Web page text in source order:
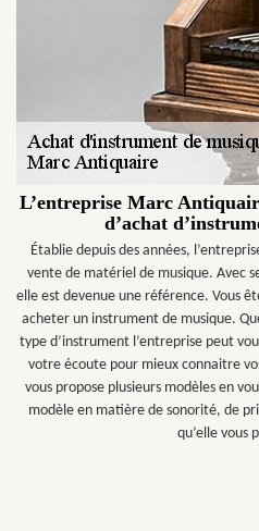
L’entreprise Marc
d’achat
Établie depuis des années,
vente de matériel de musique. Avec
elle est devenue une référence. Vous
acheter un instrument de musique.
type d’instrument l’entreprise peut
votre écoute pour mieux connaitre
vous propose plusieurs modèles en
modèle en matière de sonorité, de
qu’elle vous